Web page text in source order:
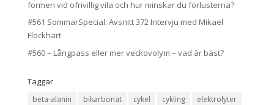
formen vid ofrivillig vila och hur minskar du förlusterna?
#561 SommarSpecial: Avsnitt 372 Intervju med Mikael
Flockhart
#560 – Långpass eller mer veckovolym – vad är bäst?
Taggar
beta-alanin bikarbonat cykel cykling
elektrolyter